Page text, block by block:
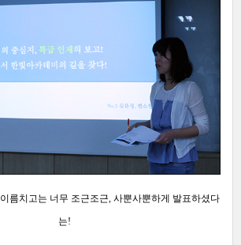
름치고는 너무 조근조근, 사뿐사뿐하게 발표하셨다
는!